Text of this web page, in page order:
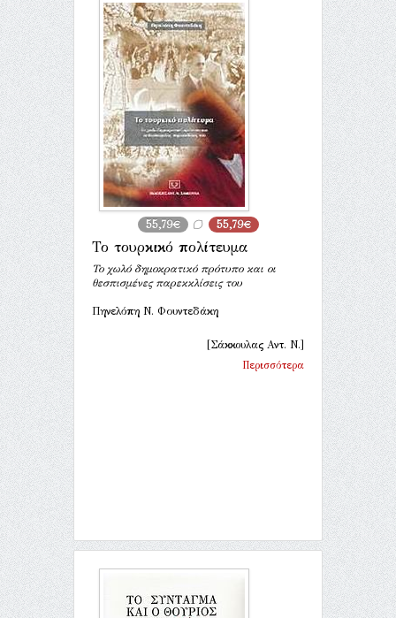
55,79€ 55,79€
Το τουρκικό πολίτευμα
Το χωλό δημοκρατικό πρότυπο και οι
θεσπισμένες παρεκκλίσεις του
Πηνελόπη Ν. Φουντεδάκη
[Σάκκουλας Αντ. Ν.]
Περισσότερα